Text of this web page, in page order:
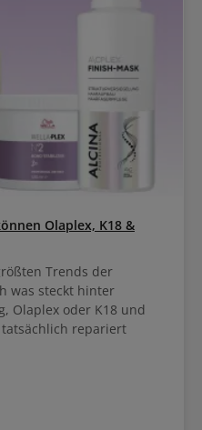
Olaplex, K18 &
Trends der
was steckt hinter
Olaplex oder K18 und
tatsächlich repariert